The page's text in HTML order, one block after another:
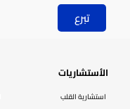
الأستشاريات
استشارية القلب
تبرع